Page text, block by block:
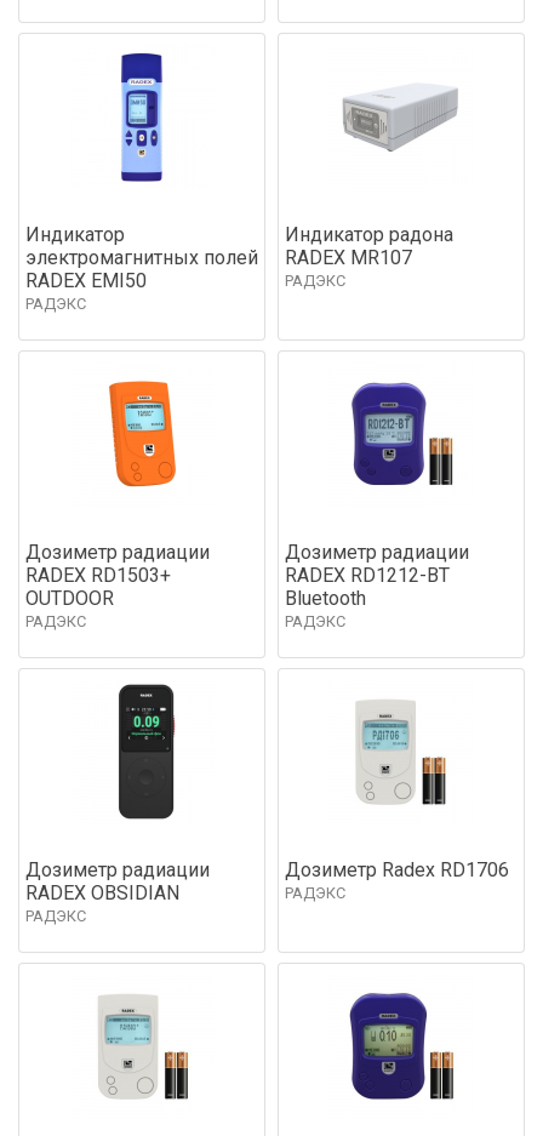
Индикатор
электромагнитных полей
RADEX EMI50
РАДЭКС
Индикатор радона
RADEX MR107
РАДЭКС
Дозиметр радиации
RADEX RD1503+
OUTDOOR
РАДЭКС
Дозиметр радиации
RADEX RD1212-BT
Bluetooth
РАДЭКС
Дозиметр радиации
RADEX OBSIDIAN
РАДЭКС
Дозиметр Radex RD1706
РАДЭКС